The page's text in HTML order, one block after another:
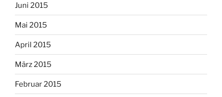
Juni 2015
Mai 2015
April 2015
März 2015
Februar 2015